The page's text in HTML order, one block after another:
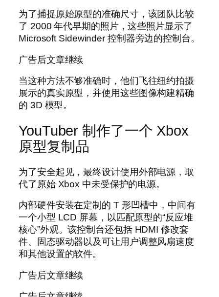
为了捕捉原始原型的准确尺寸，该团队比较
了 2000 年代早期的照片，这些照片显示了
Microsoft Sidewinder 控制器旁边的控制台。
广告后文章继续
当这种方法不够准确时，他们飞往纽约拍摄
展示的真实原型，并使用这些图像构建精确
的 3D 模型。
YouTuber 制作了一个 Xbox
原型复制品
为了安全起见，最终设计使用外部电源，取
代了原始 Xbox 中未受保护的电源。
内部硬件安装在定制的 T 形凹槽中，中间有
一个小型 LCD 屏幕，以匹配原型的“反应堆
核心”外观。该控制台还包括 HDMI 修改套
件、固态驱动器以及可让用户调整风扇速度
和其他设置的软件。
广告后文章继续